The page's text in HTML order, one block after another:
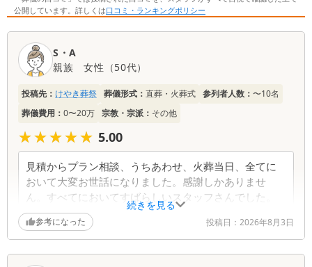
公開しています。詳しくは口コミ・ランキングポリシー
口
続きを見る
S・A
親族
女性 （50代）
投稿先： けやき葬祭 葬儀形式： 直葬・火葬式 参列者人数： 〜10名
葬儀費用： 0〜20万 宗教・宗派： その他
★★★★★
★★★★★ 5.00
見積からプラン相談、うちあわせ、火葬当日、全てに
おいて大変お世話になりました。感謝しかありませ
ん。すべてにおいてすばらしいスタッフさんでした。
参考になった 投稿日： 2026年8月3日